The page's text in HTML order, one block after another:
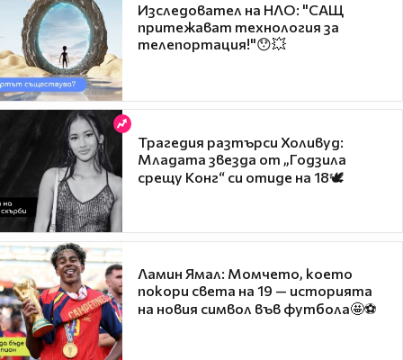
Изследовател на НЛО: "САЩ
притежават технология за
телепортация!"😯💥
Трагедия разтърси Холивуд:
Младата звезда от „Годзила
срещу Конг“ си отиде на 18🕊️
Ламин Ямал: Момчето, което
покори света на 19 — историята
на новия символ във футбола🤩⚽